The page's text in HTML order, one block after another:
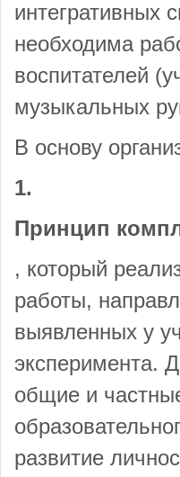
интегративных
необходима
воспитателей
музыкальных
В основу
1.
Принцип
, который
работы,
выявленных у
эксперимента.
общие и
развитие